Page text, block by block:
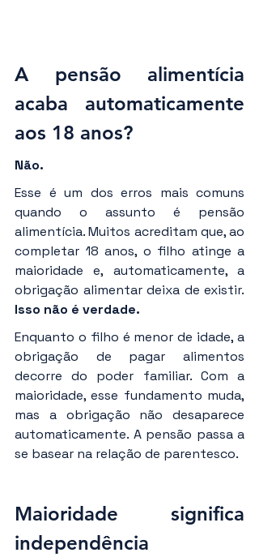
A pensão alimentícia
acaba automaticamente
aos 18 anos?
Não.
Esse é um dos erros mais comuns
quando o assunto é pensão
alimentícia. Muitos acreditam que, ao
completar 18 anos, o filho atinge a
maioridade e, automaticamente, a
Isso não é verdade.
Enquanto o filho é menor de idade, a
obrigação de pagar alimentos
decorre do poder familiar. Com a
maioridade, esse fundamento muda,
mas a obrigação não desaparece
automaticamente. A pensão passa a
se basear na relação de parentesco.
Maioridade significa
independência